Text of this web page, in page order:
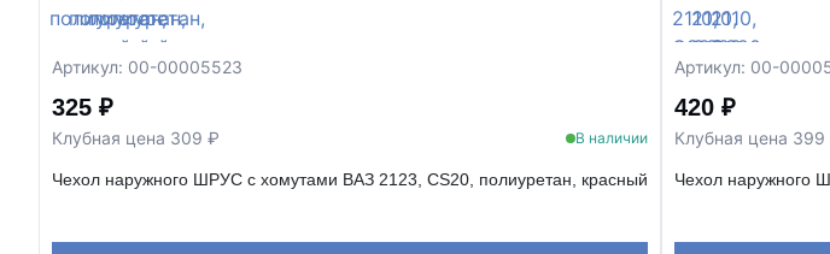
Артикул: 00-00005523
325 ₽
Клубная цена 309 ₽ В наличии
Чехол наружного ШРУС с хомутами ВАЗ 2123, CS20, полиуретан, красный
Артикул: 00-
420 ₽
Клубная цена 399
Чехол наружного